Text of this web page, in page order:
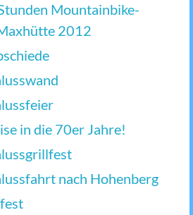
Mountainbike-
2012
in die 70er Jahre!
nach Hohenberg